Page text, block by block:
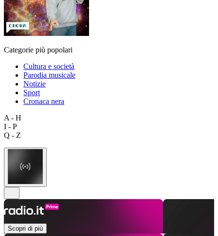
Categorie più popolari
Cultura e società
Parodia musicale
Notizie
Sport
Cronaca nera
A - H
I - P
Q - Z
Scopri di più